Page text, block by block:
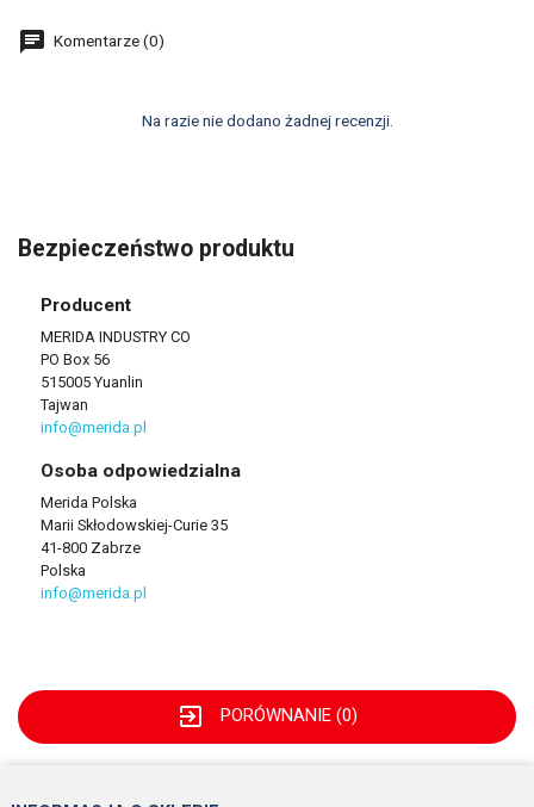
Komentarze (0)
Na razie nie dodano żadnej recenzji.
Bezpieczeństwo produktu
Producent
MERIDA INDUSTRY CO
PO Box 56
515005 Yuanlin
Tajwan
info@merida.pl
Osoba odpowiedzialna
Merida Polska
Marii Skłodowskiej-Curie 35
41-800 Zabrze
Polska
info@merida.pl
exit_to_app PORÓWNANIE (0)